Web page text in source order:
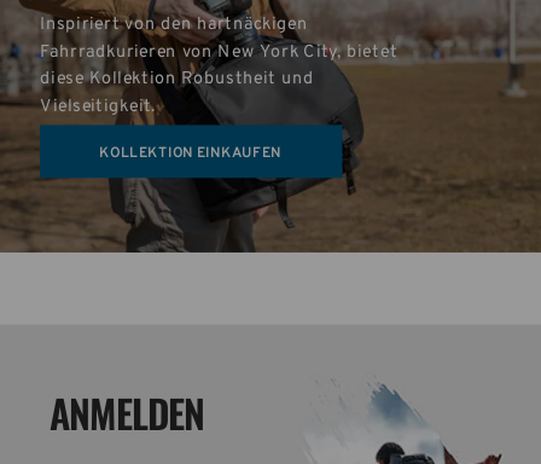
ANMELDEN
Inspiriert von den hartnäckigen
Fahrradkurieren von New York City, bietet
diese Kollektion Robustheit und
Vielseitigkeit.
KOLLEKTION EINKAUFEN